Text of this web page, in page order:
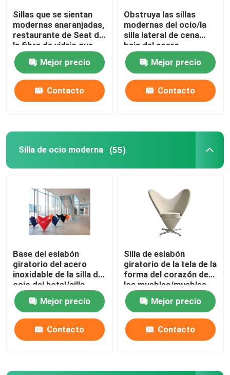
Mesa de centro de la fibra de vidrio
Sofá contemporáneo clásico
Sillas que se sientan
modernas anaranjadas,
restaurante de Seat de
la fibra de vidrio que
cena la silla con la base
de madera de las
piernas
Mejor precio
Contacto
Obstruya las sillas
modernas del ocio/la
silla lateral de cena
baja del acero
inoxidable
Mejor precio
Contacto
Silla de ocio moderna (55)
Base del eslabón
giratorio del acero
inoxidable de la silla del
ocio del hotel/silla
cruciformes modernas
del cono del corazón
Mejor precio
Contacto
Silla de eslabón
giratorio de la tela de la
forma del corazón de
los muebles/muebles
modernos de lujo del
ocio
Mejor precio
Contacto